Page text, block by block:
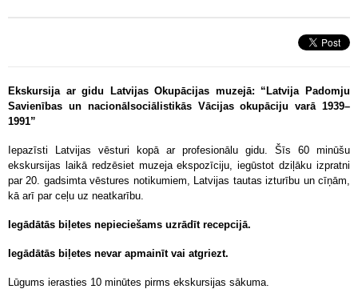
Ekskursija ar gidu Latvijas Okupācijas muzejā: “Latvija Padomju
Savienības un nacionālsociālistikās Vācijas okupāciju varā 1939–
1991”
Iepazīsti Latvijas vēsturi kopā ar profesionālu gidu. Šīs 60 minūšu
ekskursijas laikā redzēsiet muzeja ekspozīciju, iegūstot dziļāku izpratni
par 20. gadsimta vēstures notikumiem, Latvijas tautas izturību un cīņām,
kā arī par ceļu uz neatkarību.
Iegādātās biļetes nepieciešams uzrādīt recepcijā.
Iegādātās biļetes nevar apmainīt vai atgriezt.
Lūgums ierasties 10 minūtes pirms ekskursijas sākuma.